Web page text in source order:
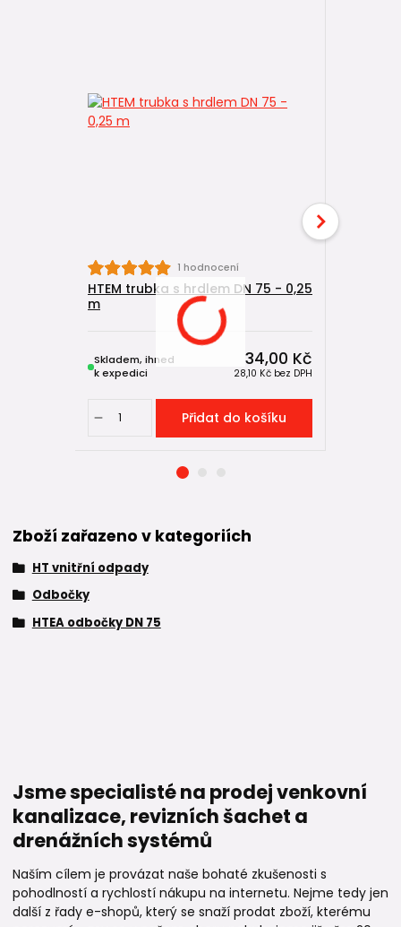
1 hodnocení
HTEM trubka s hrdlem DN 75 - 0,25
m
34,00 Kč
28,10 Kč bez DPH
Skladem, ihned
k expedici
Přidat do košíku
Zboží zařazeno v kategoriích
HT vnitřní odpady
Odbočky
HTEA odbočky DN 75
Jsme specialisté na prodej venkovní
kanalizace, revizních šachet a
drenážních systémů
Naším cílem je provázat naše bohaté zkušenosti s
pohodlností a rychlostí nákupu na internetu. Nejme tedy jen
další z řady e-shopů, který se snaží prodat zboží, kterému